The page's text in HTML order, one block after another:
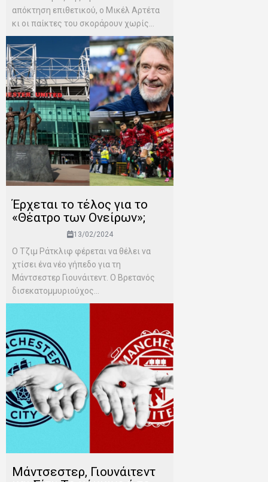
απόκτηση επιθετικού, ο Μικέλ Αρτέτα
κι οι παίκτες του σκοράρουν χωρίς...
Έρχεται το τέλος για το
«Θέατρο των Ονείρων»;
13/02/2024
Ο Τζιμ Ράτκλιφ φέρεται να θέλει να
χτίσει ένα νέο γήπεδο για τη
Μάντσεστερ Γιουνάιτεντ. Ο Βρετανός
δισεκατομμυριούχος...
Mάντσεστερ, Γιουνάιτεντ